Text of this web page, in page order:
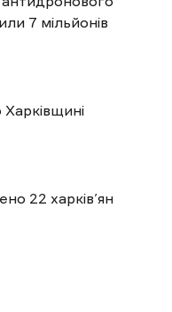
7 мільйонів
22 харків’ян